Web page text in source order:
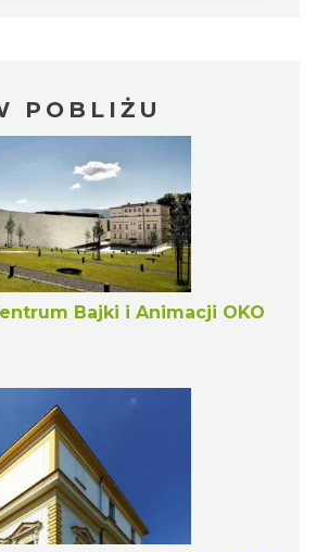
POBLIŻU
Bajki i Animacji OKO